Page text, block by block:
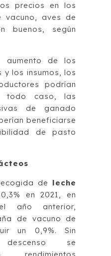
precios en los
vacuno, aves de
buenos, según
aumento de los
los insumos, los
podrían
todo caso, las
de ganado
beneficiarse
de pasto
de leche
en 2021, en
año anterior,
de vacuno de
un 0,9%. Sin
se